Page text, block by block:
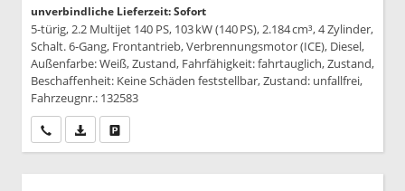
unverbindliche Lieferzeit: Sofort
5-türig, 2.2 Multijet 140 PS, 103 kW (140 PS), 2.184 cm³, 4 Zylinder,
Schalt. 6-Gang, Frontantrieb, Verbrennungsmotor (ICE), Diesel,
Außenfarbe: Weiß, Zustand, Fahrfähigkeit: fahrtauglich, Zustand,
Beschaffenheit: Keine Schäden feststellbar, Zustand: unfallfrei,
Fahrzeugnr.: 132583
Wir rufen Sie anPDF-Datei, Fahrzeugexposé drucken